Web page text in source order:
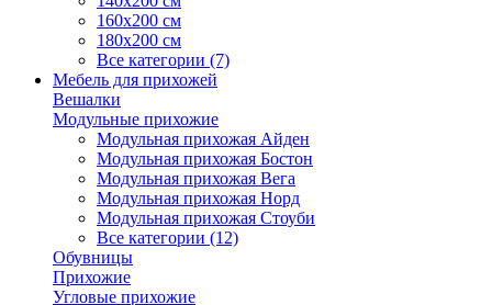
160х200 см
180х200 см
Все категории (7)
Мебель для прихожей
Вешалки
Модульные прихожие
Модульная прихожая Айден
Модульная прихожая Бостон
Модульная прихожая Вега
Модульная прихожая Норд
Модульная прихожая Стоуби
Все категории (12)
Обувницы
Прихожие
Угловые прихожие